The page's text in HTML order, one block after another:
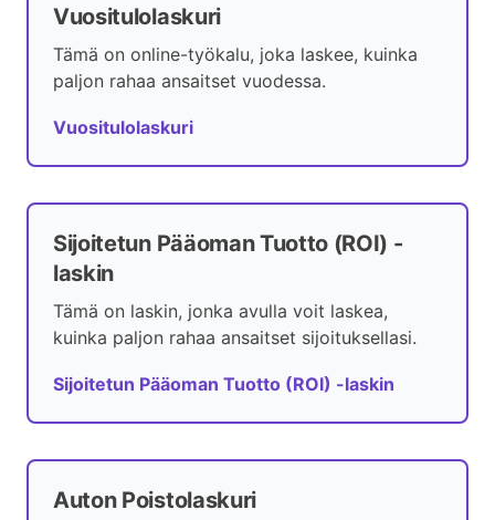
Vuositulolaskuri
Tämä on online-työkalu, joka laskee, kuinka
paljon rahaa ansaitset vuodessa.
Vuositulolaskuri
Sijoitetun Pääoman Tuotto (ROI) -
laskin
Tämä on laskin, jonka avulla voit laskea,
kuinka paljon rahaa ansaitset sijoituksellasi.
Sijoitetun Pääoman Tuotto (ROI) -laskin
Auton Poistolaskuri